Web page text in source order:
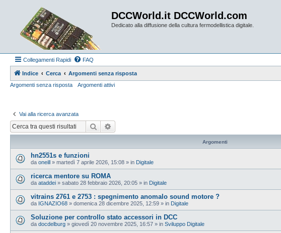
DCCWorld.it DCCWorld.com
Dedicato alla diffusione della cultura fermodellistica digitale.
Collegamenti Rapidi FAQ
Indice Cerca
Argomenti senza risposta
Argomenti senza risposta
Argomenti attivi
Vai alla ricerca avanzata
Cerca
Argomenti
hn2551s e funzioni
da oneill » martedì 7 aprile 2026, 15:08 » in Digitale
ricerca mentore su ROMA
da ataddei » sabato 28 febbraio 2026, 20:05 » in Digitale
vitrains 2761 e 2753 : spegnimento anomalo sound motore ?
da IGNAZIO68 » domenica 28 dicembre 2025, 12:59 » in Digitale
Soluzione per controllo stato accessori in DCC
da docdelburg » giovedì 20 novembre 2025, 16:57 » in Sviluppo Digitale